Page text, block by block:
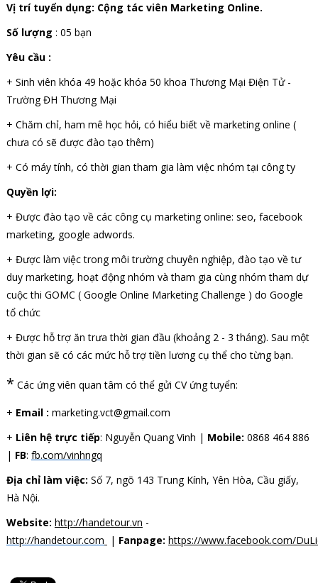
Vị trí tuyển dụng: Cộng tác viên Marketing Online.
Số lượng : 05 bạn
Yêu cầu :
+ Sinh viên khóa 49 hoặc khóa 50 khoa Thương Mại Điện Tử -
Trường ĐH Thương Mại
+ Chăm chỉ, ham mê học hỏi, có hiểu biết về marketing online (
chưa có sẽ được đào tạo thêm)
+ Có máy tính, có thời gian tham gia làm việc nhóm tại công ty
Quyền lợi:
+ Được đào tạo về các công cụ marketing online: seo, facebook
marketing, google adwords.
+ Được làm việc trong môi trường chuyên nghiệp, đào tạo về tư
duy marketing, hoạt động nhóm và tham gia cùng nhóm tham dự
cuộc thi GOMC ( Google Online Marketing Challenge ) do Google
tổ chức
+ Được hỗ trợ ăn trưa thời gian đầu (khoảng 2 - 3 tháng). Sau một
thời gian sẽ có các mức hỗ trợ tiền lương cụ thể cho từng bạn.
* Các ứng viên quan tâm có thể gửi CV ứng tuyển:
+ Email : marketing.vct@gmail.com
+ Liên hệ trực tiếp: Nguyễn Quang Vinh | Mobile: 0868 464 886
| FB: fb.com/vinhngq
Địa chỉ làm việc: Số 7, ngõ 143 Trung Kính, Yên Hòa, Cầu giấy,
Hà Nội.
Website: http://handetour.vn -
http://handetour.com
| Fanpage: https://www.facebook.com/